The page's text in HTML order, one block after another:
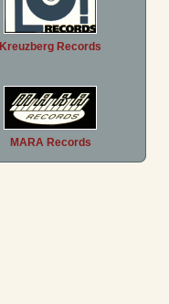
Kreuzberg Records
MARA Records